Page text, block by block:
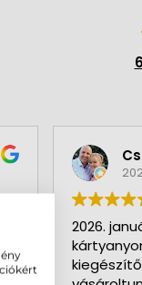
2026.